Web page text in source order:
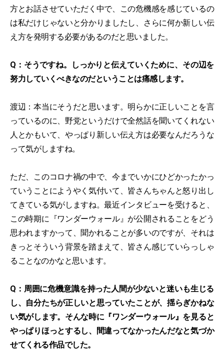
方とお話させていただく中で、この危機感を感じているの
は私だけじゃないと分かりましたし、さらに何か新しい伝
え方を発明する必要があるのだと思いました。
Q：そうですね。しっかりと伝えていくために、その辺を
努力していくべきなのだということは痛感します。
渡辺：本当にそうだと思います。明らかに正しいことを言
っているのに、野党というだけで全然話を聞いてくれない
人とかもいて、やっぱり新しい伝え方は必要なんだろうな
って気がしますね。
ただ、このコロナ禍の中で、今までいかにひどかったかっ
ていうことにようやく気付いて、皆さんちゃんと怒り出し
てきている気がしますね。最近インタビューを受けると、
この時期に『ワンダーウォール』が公開されることをどう
思われますかって、聞かれることが多いのですが、それは
きっとそういう背景を踏まえて、皆さん感じていらっしゃ
ることなのかなと思います。
Q：周囲に危機意識を持った人間が少ないと迷いも生じる
し、自分たちが正しいと思っていたことが、揺らぎかねな
い気がします。そんな時に『ワンダーウォール』を見ると
やっぱりほっとするし、間違ってなかったんだなと気づか
せてくれる作品でした。